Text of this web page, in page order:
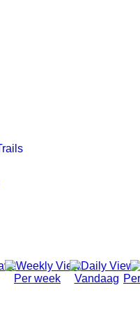
Per week Vandaag